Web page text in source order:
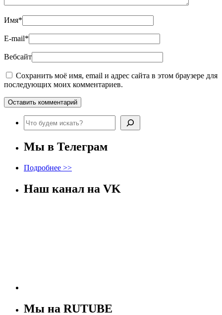
Имя*
E-mail*
Вебсайт
Сохранить моё имя, email и адрес сайта в этом браузере для
последующих моих комментариев.
Поиск
Мы в Телеграм
Подробнее >>
Наш канал на VK
Мы на RUTUBE